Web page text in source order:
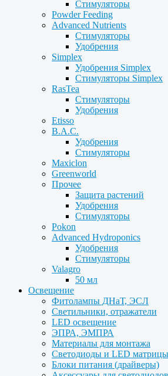
Стимуляторы
Powder Feeding
Advanced Nutrients
Стимуляторы
Удобрения
Simplex
Удобрения Simplex
Стимуляторы Simplex
RasTea
Стимуляторы
Удобрения
Etisso
B.A.C.
Удобрения
Стимуляторы
Maxiclon
Greenworld
Прочее
Защита растений
Удобрения
Стимуляторы
Pokon
Advanced Hydroponics
Удобрения
Стимуляторы
Valagro
50 мл
Освещение
Фитолампы ДНаТ, ЭСЛ
Светильники, отражатели
LED освещение
ЭПРА, ЭМПРА
Материалы для монтажа
Светодиоды и LED матрицы
Блоки питания (драйверы)